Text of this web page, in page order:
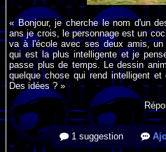
« Bonjour, je cherche le nom d'un
ans je crois, le personnage est un
va à l'école avec ses deux amis,
qui est la plus intelligente et je
passe plus de temps. Le dessin
quelque chose qui rend intelligent
Des idées ? »
1 suggestion